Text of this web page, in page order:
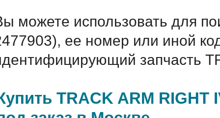
можете использовать для
ее номер или иной
запчасть
TRACK ARM RIGHT